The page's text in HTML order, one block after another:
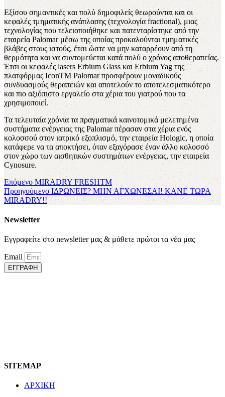
Εξίσου σημαντικές και πολύ δημοφιλείς θεωρούνται και οι
κεφαλές τμηματικής ανάπλασης (τεχνολογία fractional), μιας
τεχνολογίας που τελειοποιήθηκε και πατενταρίστηκε από την
εταιρεία Palomar μέσω της οποίας προκαλούνται τμηματικές
βλάβες στους ιστούς, έτσι ώστε να μην καταρρέουν από τη
θερμότητα και να συντομεύεται κατά πολύ ο χρόνος αποθεραπείας.
Έτσι οι κεφαλές lasers Erbium Glass και Erbium Yag της
πλατφόρμας IconTM Palomar προσφέρουν μοναδικούς
συνδυασμούς θεραπειών και αποτελούν το αποτελεσματικότερο
και πιο αξιόπιστο εργαλείο στα χέρια του γιατρού που τα
χρησιμοποιεί.
Τα τελευταία χρόνια τα πραγματικά καινοτομικά μελετημένα
συστήματα ενέργειας της Palomar πέρασαν στα χέρια ενός
κολοσσού στον ιατρικό εξοπλισμό, την εταιρεία Hologic, η οπoία
κατάφερε να τα αποκτήσει, όταν εξαγόρασε έναν άλλο κολοσσό
στον χώρο των αισθητικών συστημάτων ενέργειας, την εταιρεία
Cynosure.
Επόμενο MIRADRY FRESHTM
Προηγούμενο ΙΔΡΩΝΕΙΣ? ΜΗΝ ΑΓΧΩΝΕΣΑΙ! ΚΑΝΕ ΤΩΡΑ
MIRADRY!!
Newsletter
Εγγραφείτε στο newsletter μας & μάθετε πρώτοι τα νέα μας
Email
ΕΓΓΡΑΦΗ
SITEMAP
ΑΡΧΙΚΗ